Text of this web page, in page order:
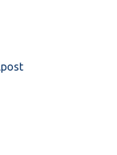
en overstap naar